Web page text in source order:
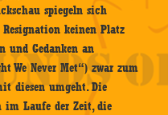
spiegeln sich
Resignation keinen Platz
und Gedanken an
We Never Met“) zwar zum
diesen umgeht. Die
im Laufe der Zeit, die